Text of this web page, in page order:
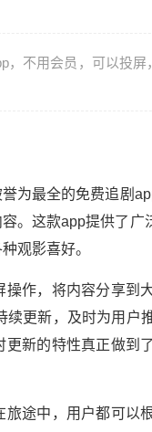
，不用会员，可以投
为最全的免费追剧
。这款app提供了
观影喜好。
作，将内容分享到
更新，及时为用户
新的特性真正做到
途中，用户都可以